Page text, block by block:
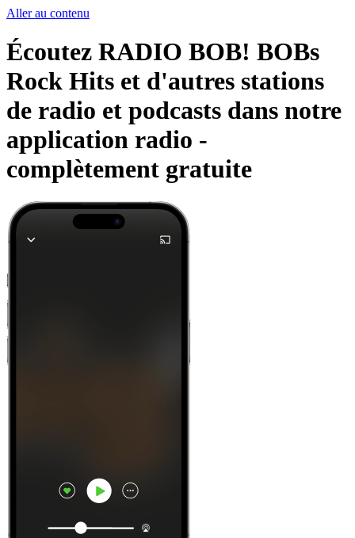
Aller au contenu
Écoutez RADIO BOB! BOBs
Rock Hits et d'autres stations
de radio et podcasts dans notre
application radio -
complètement gratuite